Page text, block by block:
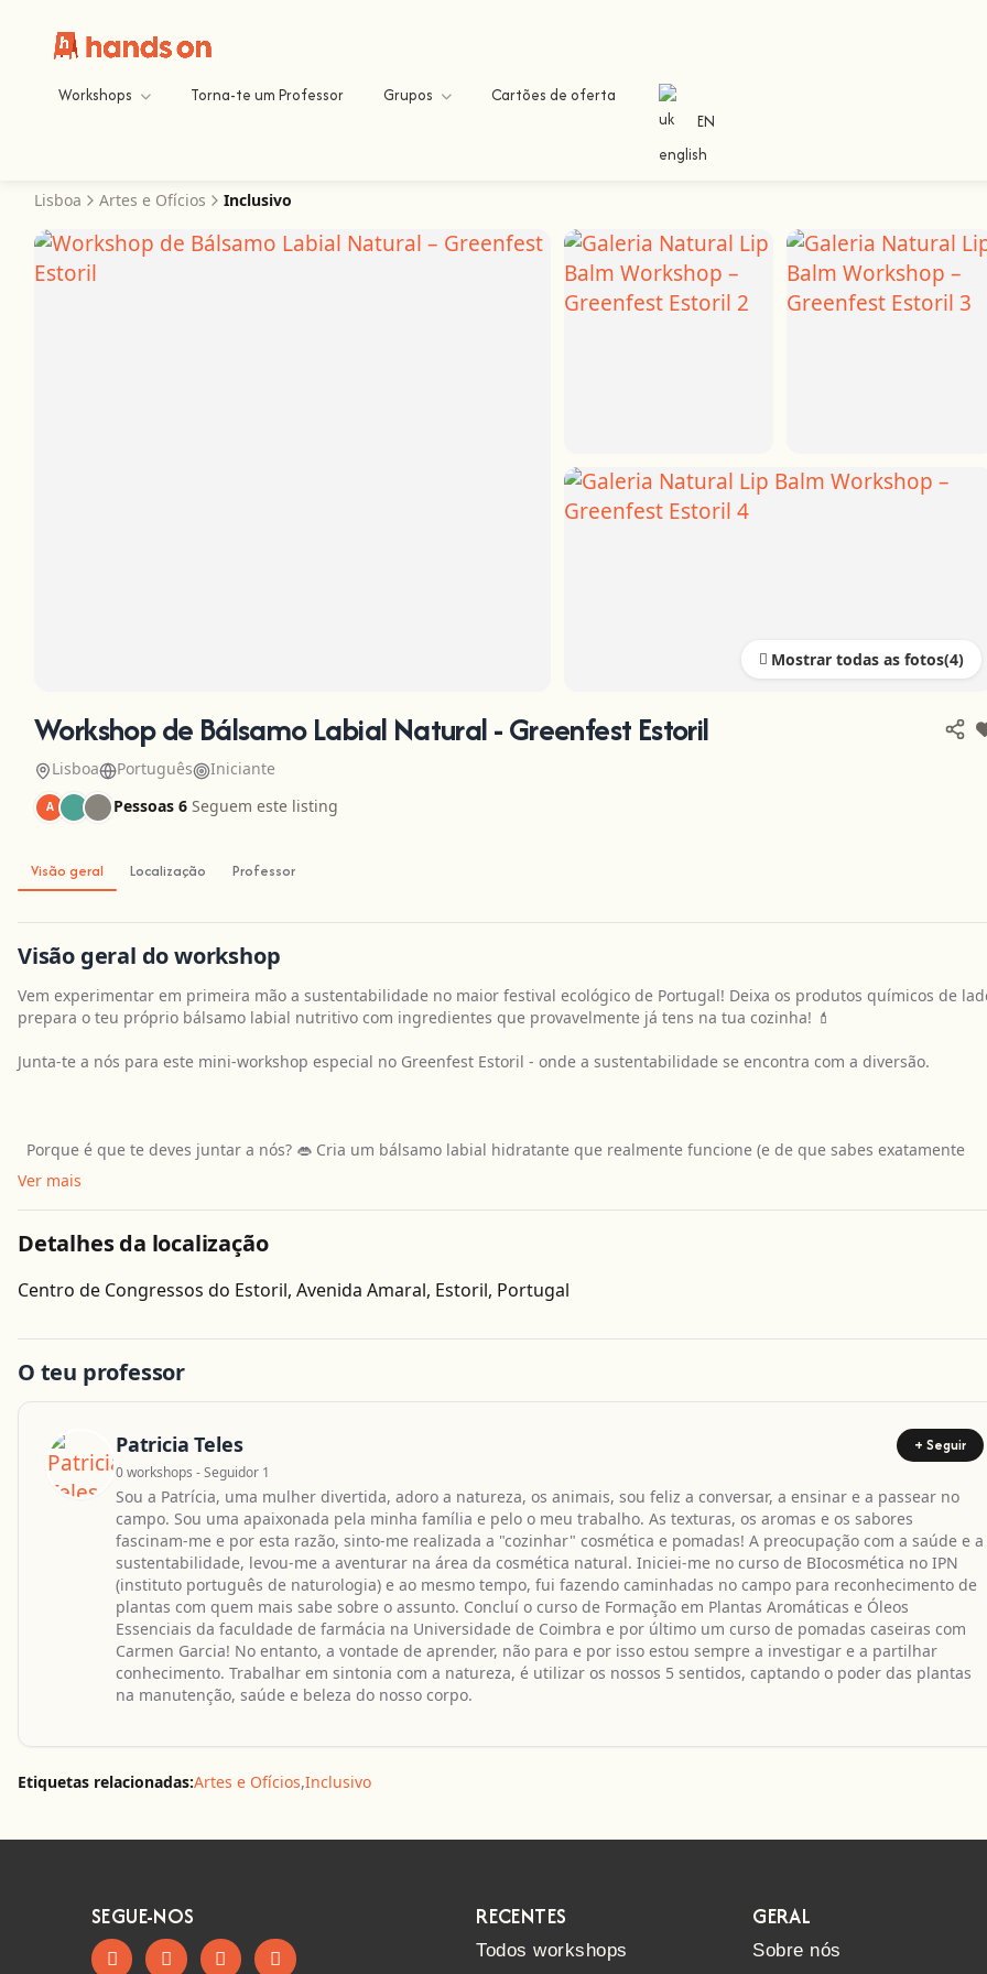
Workshops Torna-te um Professor Grupos
Cartões de oferta
EN
Lisboa Artes e Ofícios Inclusivo
Mostrar todas as fotos
Workshop de Bálsamo Labial Natural - Greenfest Estoril
Lisboa Português Iniciante
A Pessoas 6 Seguem este listing
Visão geral Localização Professor
Visão geral do workshop
Vem experimentar em primeira mão a sustentabilidade no maior festival ecológico de Portugal! Deixa os produtos químicos de
prepara o teu próprio bálsamo labial nutritivo com ingredientes que provavelmente já tens na tua cozinha! 💄
Junta-te a nós para este mini-workshop especial no Greenfest Estoril - onde a sustentabilidade se encontra com a diversão.
Porque é que te deves juntar a nós? 👄 Cria um bálsamo labial hidratante que realmente funcione (e de que sabes exatamente
Ver mais
Detalhes da localização
Centro de Congressos do Estoril, Avenida Amaral, Estoril, Portugal
O teu professor
Patricia Teles
+ Seguir
0 workshops - Seguidor 1
Sou a Patrícia, uma mulher divertida, adoro a natureza, os animais, sou feliz a conversar, a ensinar e a passear no
campo. Sou uma apaixonada pela minha família e pelo o meu trabalho. As texturas, os aromas e os sabores
fascinam-me e por esta razão, sinto-me realizada a "cozinhar" cosmética e pomadas! A preocupação com a saúde e a
sustentabilidade, levou-me a aventurar na área da cosmética natural. Iniciei-me no curso de BIocosmética no IPN
(instituto português de naturologia) e ao mesmo tempo, fui fazendo caminhadas no campo para reconhecimento de
plantas com quem mais sabe sobre o assunto. Concluí o curso de Formação em Plantas Aromáticas e Óleos
Essenciais da faculdade de farmácia na Universidade de Coimbra e por último um curso de pomadas caseiras com
Carmen Garcia! No entanto, a vontade de aprender, não para e por isso estou sempre a investigar e a partilhar
conhecimento. Trabalhar em sintonia com a natureza, é utilizar os nossos 5 sentidos, captando o poder das plantas
na manutenção, saúde e beleza do nosso corpo.
Etiquetas relacionadas:Artes e Ofícios,Inclusivo
SEGUE-NOS RECENTES
Todos workshops
GERAL
Sobre nós